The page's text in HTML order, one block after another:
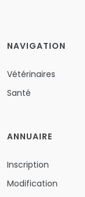
NAVIGATION
Vétérinaires
Santé
ANNUAIRE
Inscription
Modification